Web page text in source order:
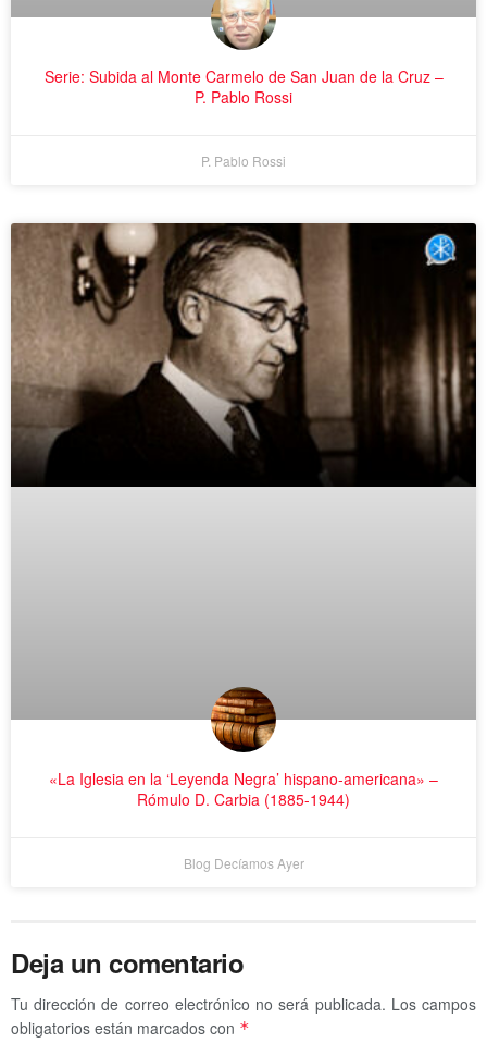
Serie: Subida al Monte Carmelo de San Juan de la Cruz –
P. Pablo Rossi
P. Pablo Rossi
«La Iglesia en la ‘Leyenda Negra’ hispano-americana» –
Rómulo D. Carbia (1885-1944)
Blog Decíamos Ayer
Deja un comentario
Tu dirección de correo electrónico no será publicada. Los campos
obligatorios están marcados con *